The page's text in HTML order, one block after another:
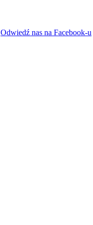
Odwiedź nas na Facebook-u